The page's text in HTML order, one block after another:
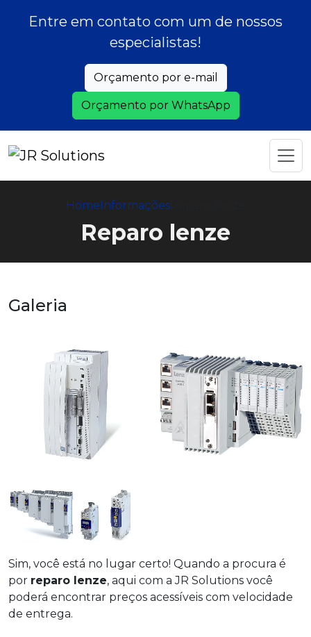
Entre em contato com um de nossos
especialistas!
Orçamento por e-mail
Orçamento por WhatsApp
HomeInformações
Reparo lenze
Galeria
Sim, você está no lugar certo! Quando a procura é
por reparo lenze, aqui com a JR Solutions você
poderá encontrar preços acessíveis com velocidade
de entrega.